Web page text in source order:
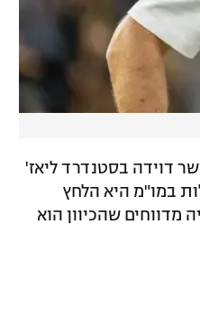
דוידה בסטנדרד ליאז'
במו"מ היא הלחץ
מדווחים שהכיוון הוא